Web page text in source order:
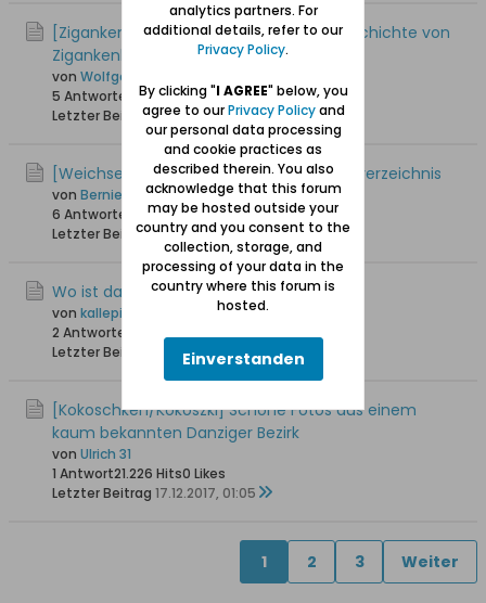
[Zigankenberg / Suchanino] Aus der Geschichte von
Zigankenberg
von Wolfgang
5 Antworten
29.349 Hits 0 Likes
Letzter Beitrag05.01.2022, 14:18
[Weichselmünde / Wisłoujście] Strassenverzeichnis
von Bernie
6 Antworten
23.643 Hits0 Likes
Letzter Beitrag 06.07.2020, 07:26
Wo ist das
von kallepirna
2 Antworten
Letzter Beitrag
23.05.2019, 18:09
[Kokoschken/Kokoszki] Schöne Fotos aus einem
kaum bekannten Danziger Bezirk
von Ulrich 31
1 Antwort21.226 Hits0 Likes
Letzter Beitrag 17.12.2017, 01:05
1 2 3 Weiter
analytics partners. For
additional details, refer to our
Privacy Policy.
By clicking "I AGREE" below, you
agree to ourPrivacy Policyand
our personal data processing
and cookie practices as
described therein. You also
acknowledge that this forum
may be hosted outside your
country and you consent to the
collection, storage, and
processing of your data in the
country where this forum is
hosted.
Einverstanden